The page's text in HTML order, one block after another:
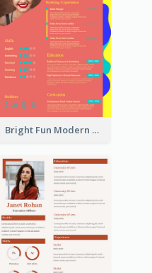
Bright Fun Modern Student Resume